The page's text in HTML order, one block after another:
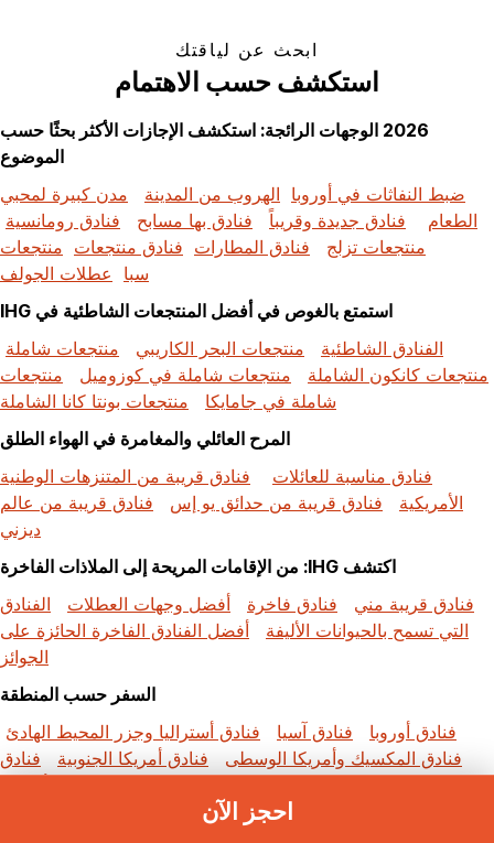
احجز الآن
ابحث عن لياقتك
استكشف حسب الاهتمام
2026 الوجهات الرائجة: استكشف الإجازات الأكثر بحثًا حسب
الموضوع
ضبط النفاثات في أوروبا الهروب من المدينة
مدن كبيرة لمحبي
الطعام
فنادق جديدة وقريباً فنادق بها مسابح
فنادق رومانسية
منتجعات تزلج
فنادق المطارات فنادق منتجعات منتجعات
سبا
عطلات الجولف
استمتع بالغوص في أفضل المنتجعات الشاطئية في IHG
الفنادق الشاطئية
منتجعات البحر الكاريبي
منتجعات شاملة
منتجعات كانكون الشاملة
منتجعات شاملة في كوزوميل
منتجعات
شاملة في جامايكا
منتجعات بونتا كانا الشاملة
المرح العائلي والمغامرة في الهواء الطلق
فنادق مناسبة للعائلات
فنادق قريبة من المتنزهات الوطنية
الأمريكية
فنادق قريبة من حدائق يو إس
فنادق قريبة من عالم
ديزني
اكتشف IHG: من الإقامات المريحة إلى الملاذات الفاخرة
فنادق قريبة مني
فنادق فاخرة أفضل وجهات العطلات
الفنادق
التي تسمح بالحيوانات الأليفة
أفضل الفنادق الفاخرة الحائزة على
الجوائز
السفر حسب المنطقة
فنادق أوروبا
فنادق آسيا
فنادق أستراليا وجزر المحيط الهادئ
فنادق المكسيك وأمريكا الوسطى
فنادق أمريكا الجنوبية
فنادق